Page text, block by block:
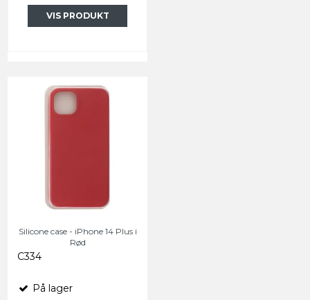
VIS PRODUKT
Silicone case - iPhone 14 Plus i
Rød
C334
På lager